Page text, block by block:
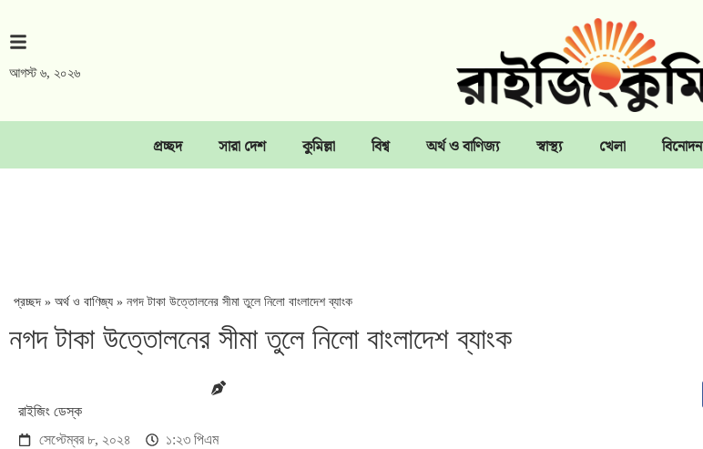
আগস্ট ৬, ২০২৬
প্রচ্ছদ সারা দেশ কুমিল্লা বিশ্ব অর্থ ও বাণিজ্য স্বাস্থ্য খেলা বিনোদন
প্রচ্ছদ » অর্থ ও বাণিজ্য » নগদ টাকা উত্তোলনের সীমা তুলে নিলো বাংলাদেশ ব্যাংক
নগদ টাকা উত্তোলনের সীমা তুলে নিলো বাংলাদেশ ব্যাংক
রাইজিং ডেস্ক
সেপ্টেম্বর ৮, ২০২৪
১:২৩ পিএম